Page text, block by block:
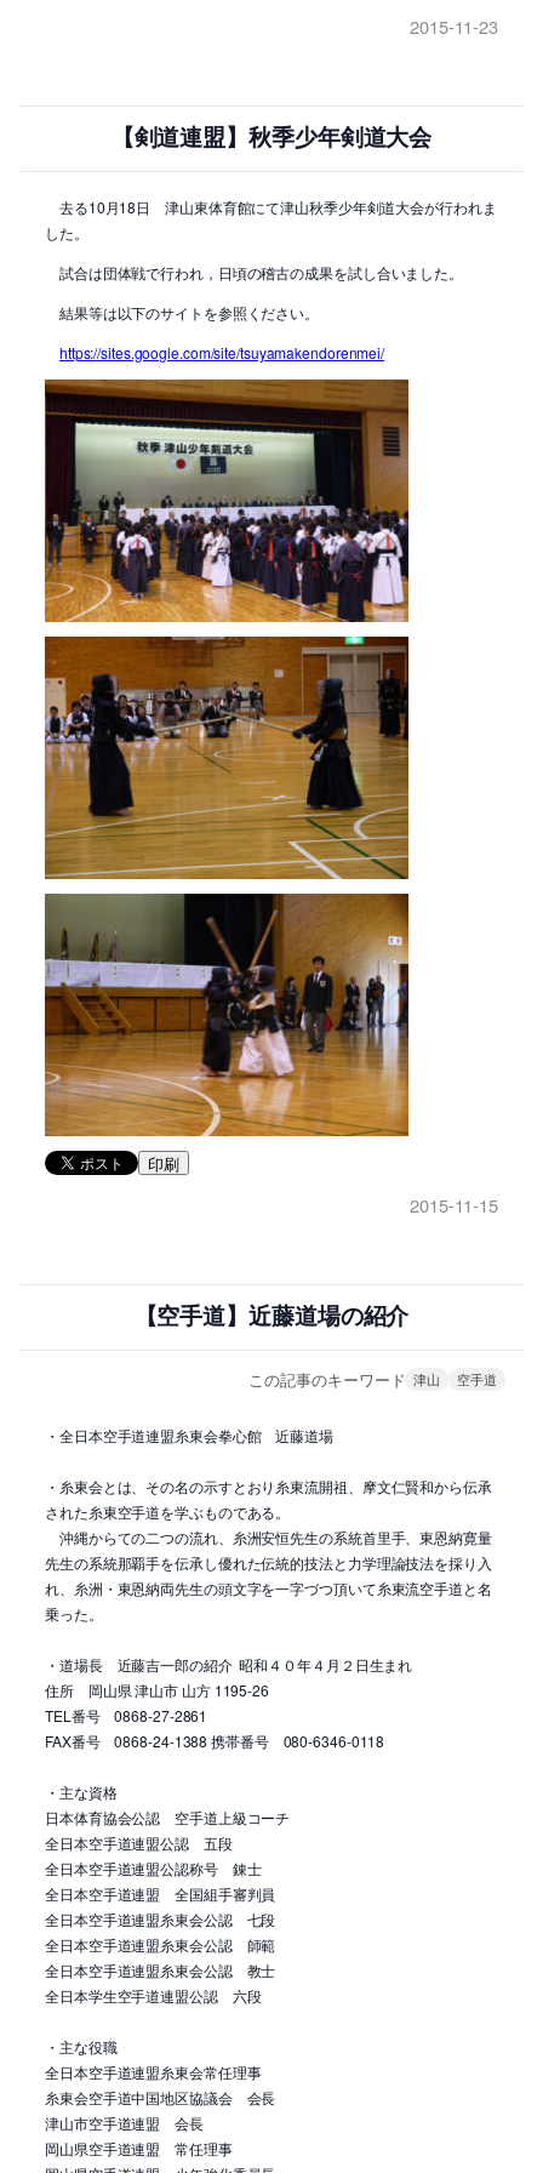
2015-11-23
【剣道連盟】秋季少年剣道大会
去る10月18日 津山東体育館にて津山秋季少年剣道大会が行われま
した。
試合は団体戦で行われ，日頃の稽古の成果を試し合いました。
結果等は以下のサイトを参照ください。
https://sites.google.com/site/tsuyamakendorenmei/
印刷
2015-11-15
【空手道】近藤道場の紹介
この記事のキーワード 津山 空手道
・全日本空手道連盟糸東会拳心館 近藤道場
・糸東会とは、その名の示すとおり糸東流開祖、摩文仁賢和から伝承
された糸東空手道を学ぶものである。
沖縄からての二つの流れ、糸洲安恒先生の系統首里手、東恩納寛量
先生の系統那覇手を伝承し優れた伝統的技法と力学理論技法を採り入
れ、糸洲・東恩納両先生の頭文字を一字づつ頂いて糸東流空手道と名
乗った。
・道場長 近藤吉一郎の紹介 昭和４０年４月２日生まれ
住所 岡山県 津山市 山方 1195-26
TEL番号 0868-27-2861
FAX番号 0868-24-1388 携帯番号 080-6346-0118
・主な資格
日本体育協会公認 空手道上級コーチ
全日本空手道連盟公認 五段
全日本空手道連盟公認称号 錬士
全日本空手道連盟 全国組手審判員
全日本空手道連盟糸東会公認 七段
全日本空手道連盟糸東会公認 師範
全日本空手道連盟糸東会公認 教士
全日本学生空手道連盟公認 六段
・主な役職
全日本空手道連盟糸東会常任理事
糸東会空手道中国地区協議会 会長
津山市空手道連盟 会長
岡山県空手道連盟 常任理事